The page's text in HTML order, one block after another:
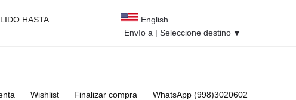
HASTA
English
Envío a | Seleccione destino ⯆
Wishlist Finalizar compra WhatsApp (998)3020602